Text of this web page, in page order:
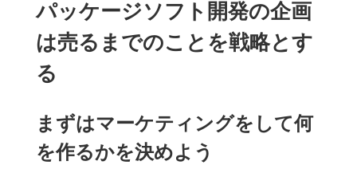
パッケージソフト開発の企画
は売るまでのことを戦略とす
る
まずはマーケティングをして何
を作るかを決めよう